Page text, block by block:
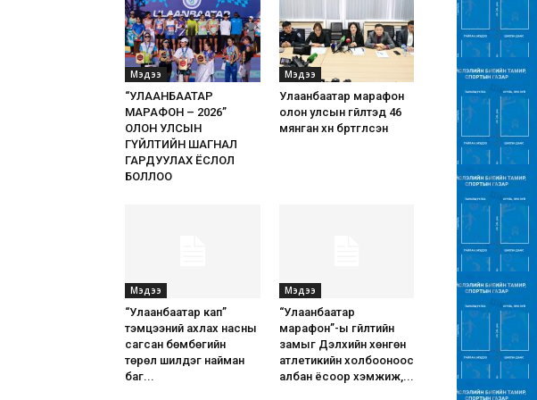
Мэдээ
“УЛААНБААТАР
МАРАФОН – 2026”
ОЛОН УЛСЫН
ГҮЙЛТИЙН ШАГНАЛ
ГАРДУУЛАХ ЁСЛОЛ
БОЛЛОО
Мэдээ
Улаанбаатар марафон
олон улсын гүйлтэд 46
мянган хүн бүртгүүлсэн
Мэдээ
“Улаанбаатар кап”
тэмцээний ахлах насны
сагсан бөмбөгийн
төрөл шилдэг найман
баг...
Мэдээ
“Улаанбаатар
марафон”-ы гүйлтийн
замыг Дэлхийн хөнгөн
атлетикийн холбооноос
албан ёсоор хэмжиж,...